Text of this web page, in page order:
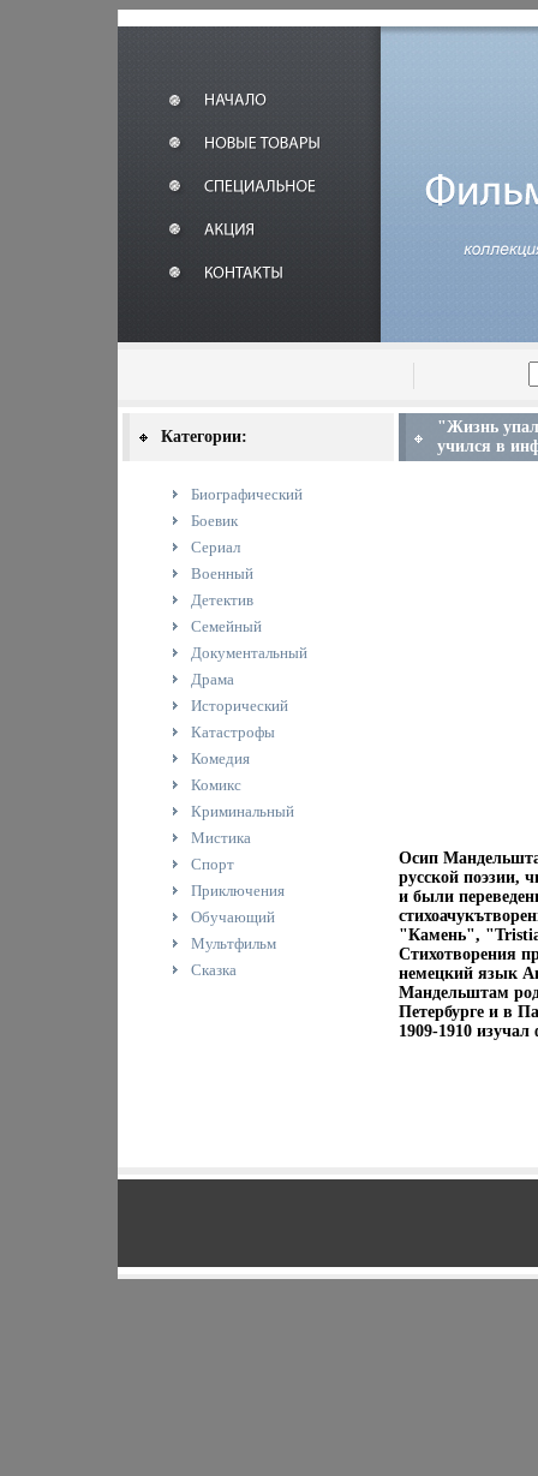
Категории:
Биографический
Боевик
Сериал
Военный
Детектив
Семейный
Документальный
Драма
Исторический
Катастрофы
Комедия
Комикс
Криминальный
Мистика
Спорт
Приключения
Обучающий
Мультфильм
Сказка
"Жизнь
учился в
Осип
русской поэзии,
и были
"Камень",
Стихотворения
немецкий язык
Мандельштам
Петербурге и в
1909-1910